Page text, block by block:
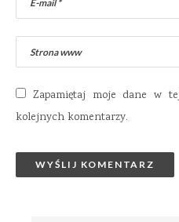
Zapamiętaj moje dane w
kolejnych komentarzy.